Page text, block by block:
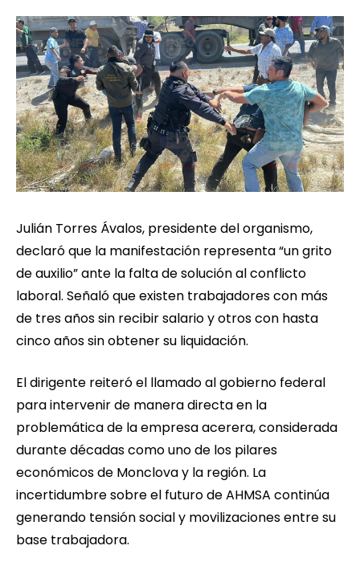
Julián Torres Ávalos, presidente del organismo,
declaró que la manifestación representa “un grito
de auxilio” ante la falta de solución al conflicto
laboral. Señaló que existen trabajadores con más
de tres años sin recibir salario y otros con hasta
cinco años sin obtener su liquidación.
El dirigente reiteró el llamado al gobierno federal
para intervenir de manera directa en la
problemática de la empresa acerera, considerada
durante décadas como uno de los pilares
económicos de Monclova y la región. La
incertidumbre sobre el futuro de AHMSA continúa
generando tensión social y movilizaciones entre su
base trabajadora.